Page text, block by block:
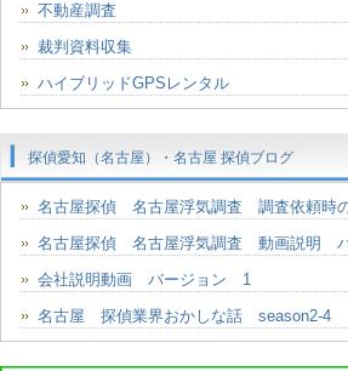
不動産調査
裁判資料収集
ハイブリッドGPSレンタル
探偵愛知（名古屋）・名古屋 探偵ブログ
名古屋探偵 名古屋浮気調査 調査依頼時
名古屋探偵 名古屋浮気調査 動画説明
会社説明動画 バージョン 1
名古屋 探偵業界おかしな話 season2-4